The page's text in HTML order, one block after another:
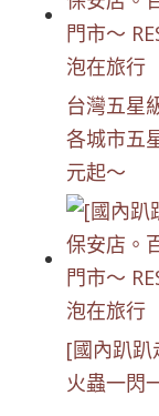
台灣五星
各城市五
元起～
[國內趴
火蟲一閃